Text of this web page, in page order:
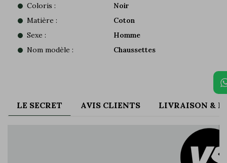
Coloris :
Noir
Matière :
Coton
Sexe :
Homme
Nom modèle :
Chaussettes
LE SECRET AVIS CLIENTS LIVRAISON &